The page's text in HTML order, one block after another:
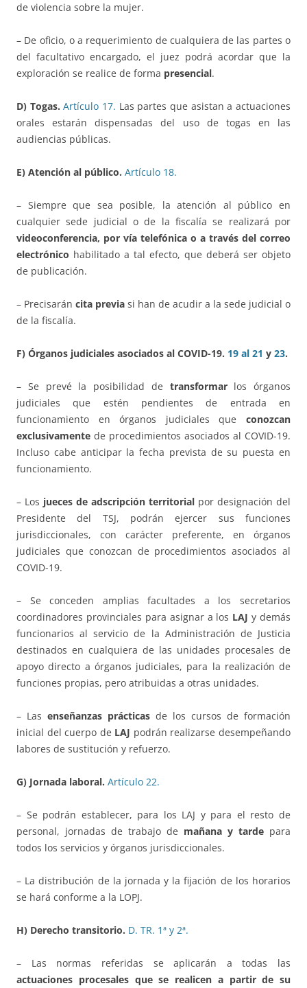
de violencia sobre la mujer.
– De oficio, o a requerimiento de cualquiera de las partes o
del facultativo encargado, el juez podrá acordar que la
exploración se realice de forma presencial.
D) Togas.Artículo 17. Las partes que asistan a actuaciones
orales estarán dispensadas del uso de togas en las
audiencias públicas.
E) Atención al público. Artículo 18.
– Siempre que sea posible, la atención al público en
cualquier sede judicial o de la fiscalía se realizará por
videoconferencia, por vía telefónica o a través del correo
electrónico habilitado a tal efecto, que deberá ser objeto
de publicación.
– Precisarán cita previa si han de acudir a la sede judicial o
de la fiscalía.
F) Órganos judiciales asociados al COVID-19. 19 al 21 y 23.
– Se prevé la posibilidad de transformarlos órganos
judiciales que estén pendientes de entrada en
funcionamiento en órganos judiciales que conozcan
exclusivamente de procedimientos asociados al COVID-19.
Incluso cabe anticipar la fecha prevista de su puesta en
funcionamiento.
– Los jueces de adscripción territorial por designación del
Presidente del TSJ, podrán ejercer sus funciones
jurisdiccionales, con carácter preferente, en órganos
judiciales que conozcan de procedimientos asociados al
COVID-19.
– Se conceden amplias facultades a los secretarios
coordinadores provinciales para asignar a los LAJy demás
funcionarios al servicio de la Administración de Justicia
destinados en cualquiera de las unidades procesales de
apoyo directo a órganos judiciales, para la realización de
funciones propias, pero atribuidas a otras unidades.
– Las enseñanzas prácticas de los cursos de formación
inicial del cuerpo de LAJ podrán realizarse desempeñando
labores de sustitución y refuerzo.
G) Jornada laboral. Artículo 22.
– Se podrán establecer, para los LAJ y para el resto de
personal, jornadas de trabajo de mañana y tarde para
todos los servicios y órganos jurisdiccionales.
– La distribución de la jornada y la fijación de los horarios
se hará conforme a la LOPJ.
H) Derecho transitorio. D. TR. 1ª y 2ª.
– Las normas referidas se aplicarán a todas las
actuaciones procesales que se realicen a partir de su